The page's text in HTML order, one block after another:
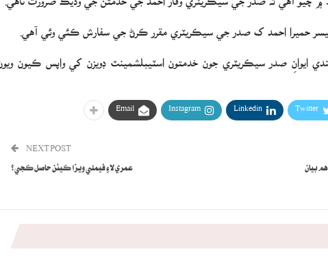
ايوانِ صدر سيڪريٽري جون خدمتون اسٽيبلشمينٽ ڊويزن کي واپس ڪيون ويون
Twitter
Linkedin
Instagram
Email
بيان
NEXT POST
عمري لاءِ فيملي ويزا ڪيئن حاصل ڪجي؟